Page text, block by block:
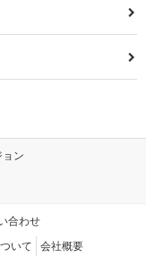
ン
合わせ
いて 会社概要